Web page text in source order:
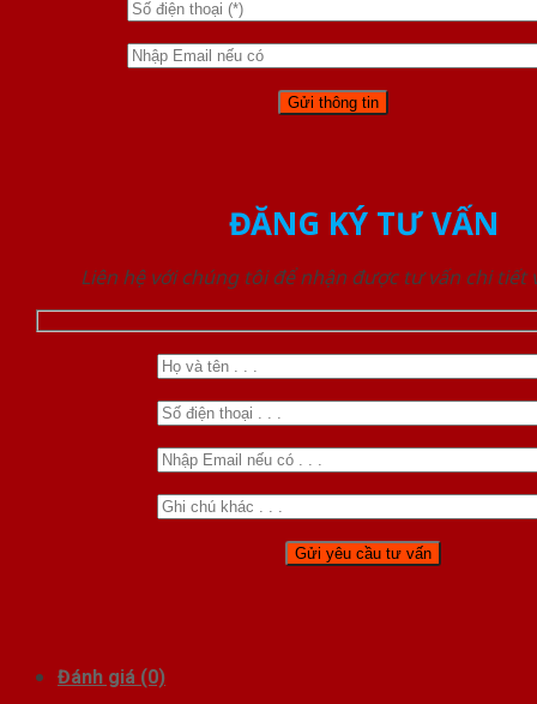
ĐĂNG KÝ TƯ VẤN
Liên hệ với chúng tôi để nhận được tư vấn chi tiết
Đánh giá (0)